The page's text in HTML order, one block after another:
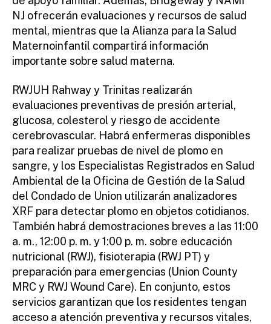
NJ ofrecerán evaluaciones y recursos de salud
mental, mientras que la Alianza para la Salud
Maternoinfantil compartirá información
importante sobre salud materna.
RWJUH Rahway y Trinitas realizarán
evaluaciones preventivas de presión arterial,
glucosa, colesterol y riesgo de accidente
cerebrovascular. Habrá enfermeras disponibles
para realizar pruebas de nivel de plomo en
sangre, y los Especialistas Registrados en Salud
Ambiental de la Oficina de Gestión de la Salud
del Condado de Union utilizarán analizadores
XRF para detectar plomo en objetos cotidianos.
También habrá demostraciones breves a las 11:00
a. m., 12:00 p. m. y 1:00 p. m. sobre educación
nutricional (RWJ), fisioterapia (RWJ PT) y
preparación para emergencias (Union County
MRC y RWJ Wound Care). En conjunto, estos
servicios garantizan que los residentes tengan
acceso a atención preventiva y recursos vitales,